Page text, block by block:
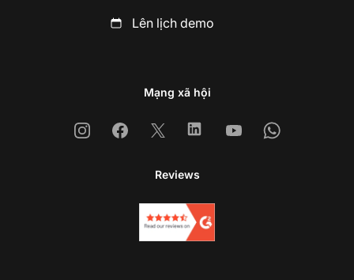
Lên lịch demo
Mạng xã hội
InstagramFacebook
X LinkedinYoutubeWhatsapp
Reviews